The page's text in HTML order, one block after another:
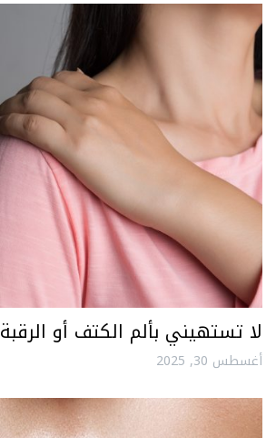
لا تستهيني بألم الكتف أو الرقبة
أغسطس 30, 2025